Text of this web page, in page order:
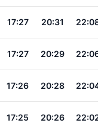
17:27 20:31 22:08
17:27 20:29 22:06
17:26 20:28 22:04
17:25 20:26 22:02